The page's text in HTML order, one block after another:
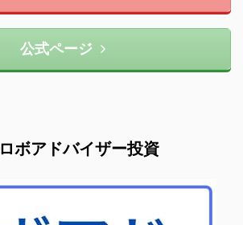
公式ページ
ロボアドバイザー投資